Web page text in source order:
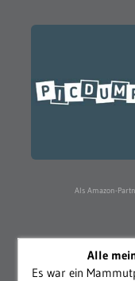
Als Amazon-
Alle
Es war ein